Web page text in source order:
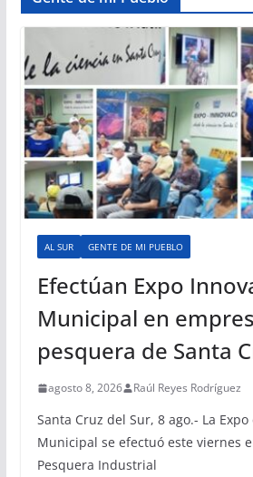
AL SUR GENTE DE MI PUEBLO
Efectúan Expo
Municipal en
pesquera de Santa
agosto 8, 2026 Raúl Reyes Rodríguez
Santa Cruz del Sur, 8 ago.- La
Municipal se efectuó este viernes
Pesquera Industrial